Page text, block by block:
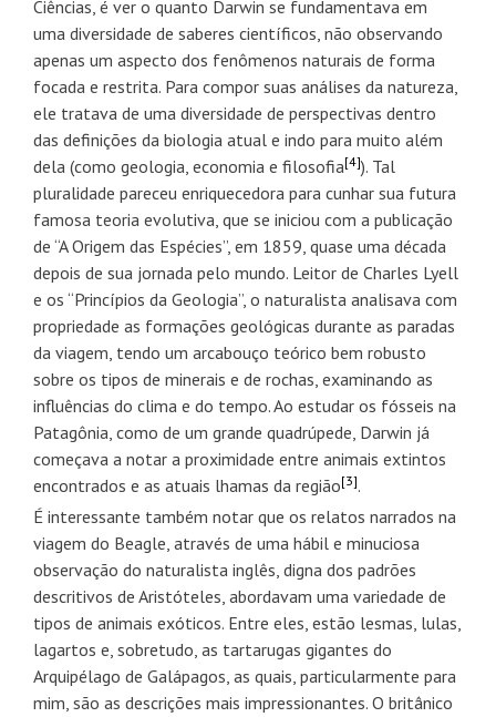
Ciências, é ver o quanto Darwin se fundamentava em
uma diversidade de saberes científicos, não observando
apenas um aspecto dos fenômenos naturais de forma
focada e restrita. Para compor suas análises da natureza,
ele tratava de uma diversidade de perspectivas dentro
das definições da biologia atual e indo para muito além
dela (como geologia, economia e filosofia[4]). Tal
pluralidade pareceu enriquecedora para cunhar sua futura
famosa teoria evolutiva, que se iniciou com a publicação
de “A Origem das Espécies”, em 1859, quase uma década
depois de sua jornada pelo mundo. Leitor de Charles Lyell
e os “Princípios da Geologia”, o naturalista analisava com
propriedade as formações geológicas durante as paradas
da viagem, tendo um arcabouço teórico bem robusto
sobre os tipos de minerais e de rochas, examinando as
influências do clima e do tempo. Ao estudar os fósseis na
Patagônia, como de um grande quadrúpede, Darwin já
começava a notar a proximidade entre animais extintos
encontrados e as atuais lhamas da região[3].
É interessante também notar que os relatos narrados na
viagem do Beagle, através de uma hábil e minuciosa
observação do naturalista inglês, digna dos padrões
descritivos de Aristóteles, abordavam uma variedade de
tipos de animais exóticos. Entre eles, estão lesmas, lulas,
lagartos e, sobretudo, as tartarugas gigantes do
Arquipélago de Galápagos, as quais, particularmente para
mim, são as descrições mais impressionantes. O britânico